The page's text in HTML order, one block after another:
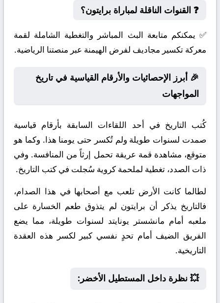
❓ القنوات الناقلة لمباراة برايتون؟
✅ يمكنكم متابعة البث المباشر والتغطية الشاملة لقمة
معركة تكسير مجاديف لفرض الهيمنة عبر منصتنا الرياضية.
🎉 أبرز الإحصائيات والأرقام القياسية في تاريخ
المواجهات
كُتب التاريخ في أحد اللقاءات السابقة بأرقام قياسية
صمدت لسنوات طويلة ولم تُكسر حتى يومنا هذا. وكما هو
متوقع، مشاهدة قمة عريقة تحمل إرثاً من المنافسة. وفي
ذات الصدد، تغطية لملحمة كروية سُجلت في كتب التاريخ.
لطالما كانت الأرض تلعب مع أصحابها في هذا الصدام،
فالتاريخ يذكر أن برايتون لم يتذوق طعم الخسارة على
ملعبه أمام مانشستر يونايتد لسنوات طويلة، مما يضع
الفريق الضيف أمام تحدٍ نفسي كبير لكسر هذه العقدة
التاريخية.
💥 نظرة داخل المستطيل الأخضر: